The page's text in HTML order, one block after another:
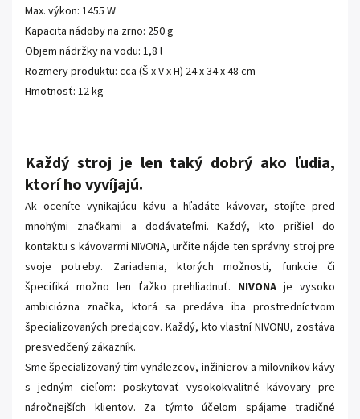
Max. výkon: 1455 W
Kapacita nádoby na zrno: 250 g
Objem nádržky na vodu: 1,8 l
Rozmery produktu: cca (Š x V x H) 24 x 34 x 48 cm
Hmotnosť: 12 kg
Každý stroj je len taký dobrý ako ľudia,
ktorí ho vyvíjajú.
Ak oceníte vynikajúcu kávu a hľadáte kávovar, stojíte pred
mnohými značkami a dodávateľmi. Každý, kto prišiel do
kontaktu s kávovarmi NIVONA, určite nájde ten správny stroj pre
svoje potreby. Zariadenia, ktorých možnosti, funkcie či
špecifiká možno len ťažko prehliadnuť. NIVONAje vysoko
ambiciózna značka, ktorá sa predáva iba prostredníctvom
špecializovaných predajcov. Každý, kto vlastní NIVONU, zostáva
presvedčený zákazník.
Sme špecializovaný tím vynálezcov, inžinierov a milovníkov kávy
s jedným cieľom: poskytovať vysokokvalitné kávovary pre
náročnejších klientov. Za týmto účelom spájame tradičné